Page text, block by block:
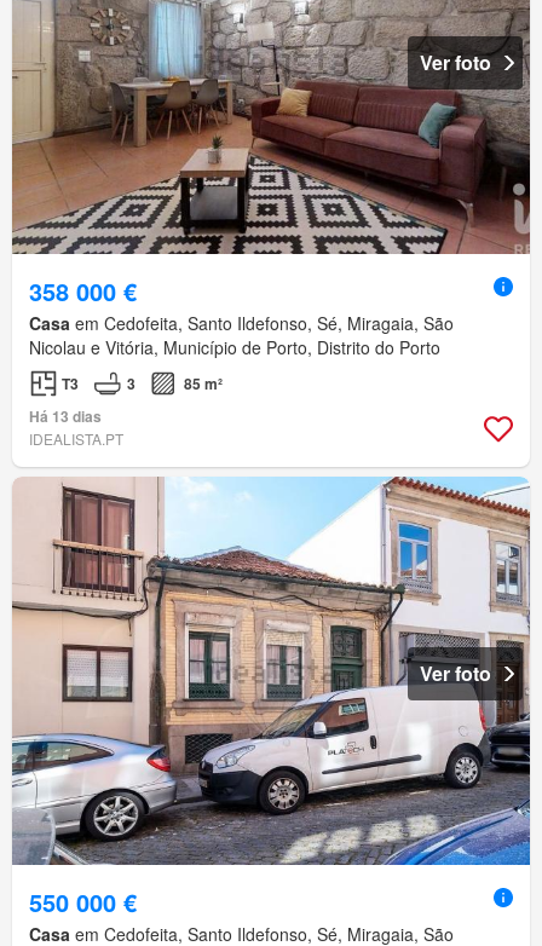
Ver foto
358 000 €
Casa em Cedofeita, Santo Ildefonso, Sé, Miragaia, São
Nicolau e Vitória, Município de Porto, Distrito do Porto
T3 3
85 m²
Há 13 dias
IDEALISTA.PT
Ver foto
550 000 €
Casa em Cedofeita, Santo Ildefonso, Sé, Miragaia, São